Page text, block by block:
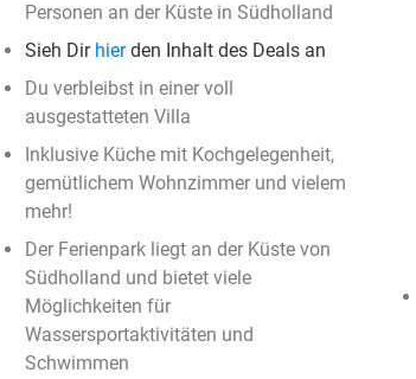
Personen an der Küste in Südholland
Sieh Dir hierden Inhalt des Deals an
Du verbleibst in einer voll
ausgestatteten Villa
Inklusive Küche mit Kochgelegenheit,
gemütlichem Wohnzimmer und vielem
mehr!
Der Ferienpark liegt an der Küste von
Südholland und bietet viele
Möglichkeiten für
Wassersportaktivitäten und
Schwimmen